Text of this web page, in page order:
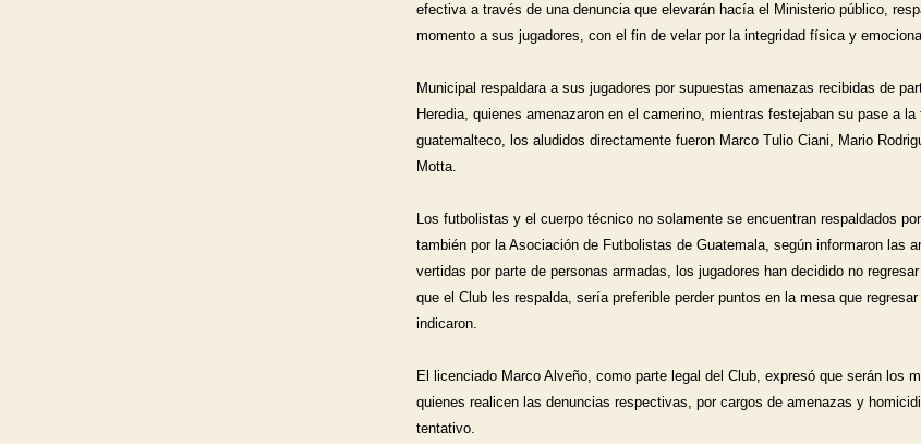
efectiva a través de una denuncia que elevarán hacía el Ministerio público,
momento a sus jugadores, con el fin de velar por la integridad física y
Municipal respaldara a sus jugadores por supuestas amenazas recibidas de
Heredia, quienes amenazaron en el camerino, mientras festejaban su pase a la
guatemalteco, los aludidos directamente fueron Marco Tulio Ciani, Mario
Motta.
Los futbolistas y el cuerpo técnico no solamente se encuentran respaldados
también por la Asociación de Futbolistas de Guatemala, según informaron las
vertidas por parte de personas armadas, los jugadores han decidido no
que el Club les respalda, sería preferible perder puntos en la mesa que
indicaron.
El licenciado Marco Alveño, como parte legal del Club, expresó que serán los
quienes realicen las denuncias respectivas, por cargos de amenazas y
tentativo.